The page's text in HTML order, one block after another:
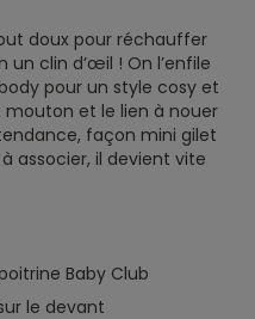
doux pour réchauffer
clin d’œil ! On l’enfile
pour un style cosy et
et le lien à nouer
façon mini gilet
associer, il devient vite
Baby Club
le devant